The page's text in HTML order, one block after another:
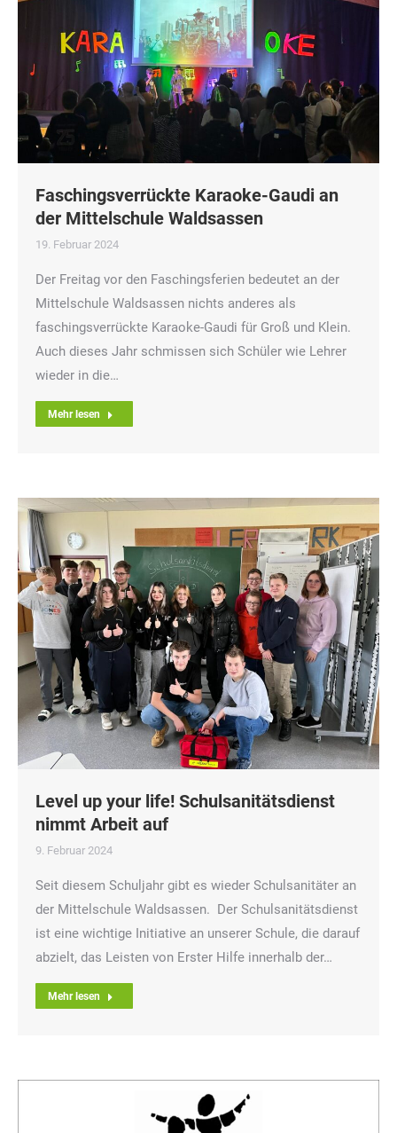
Faschingsverrückte Karaoke-Gaudi an
der Mittelschule Waldsassen
19. Februar 2024
Der Freitag vor den Faschingsferien bedeutet an der
Mittelschule Waldsassen nichts anderes als
faschingsverrückte Karaoke-Gaudi für Groß und Klein.
Auch dieses Jahr schmissen sich Schüler wie Lehrer
wieder in die…
Mehr lesen
Level up your life! Schulsanitätsdienst
nimmt Arbeit auf
9. Februar 2024
Seit diesem Schuljahr gibt es wieder Schulsanitäter an
der Mittelschule Waldsassen. Der Schulsanitätsdienst
ist eine wichtige Initiative an unserer Schule, die darauf
abzielt, das Leisten von Erster Hilfe innerhalb der…
Mehr lesen